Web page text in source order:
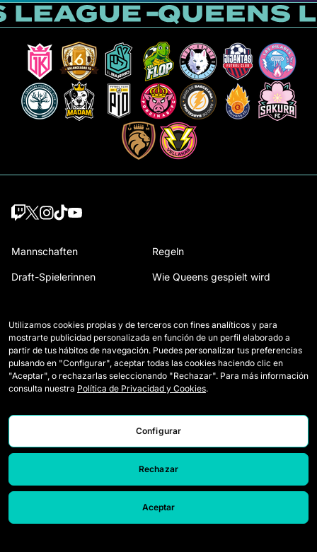
Mannschaften
Draft-Spielerinnen
Spiele
Klassifikation
Statistiken
Regeln
Wie Queens gespielt wird
Presseakkreditierungen
Kontakt
Arbeiten Sie mit uns
Utilizamos cookies propias y de terceros con fines analíticos y para
mostrarte publicidad personalizada en función de un perfil elaborado a
partir de tus hábitos de navegación. Puedes personalizar tus preferencias
pulsando en "Configurar", aceptar todas las cookies haciendo clic en
"Aceptar", o rechazarlas seleccionando "Rechazar". Para más información
consulta nuestra Política de Privacidad y Cookies.
Configurar
Rechazar
Aceptar